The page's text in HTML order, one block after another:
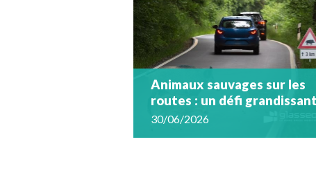
Animaux sauvages sur les
routes : un défi grandissant
30/06/2026